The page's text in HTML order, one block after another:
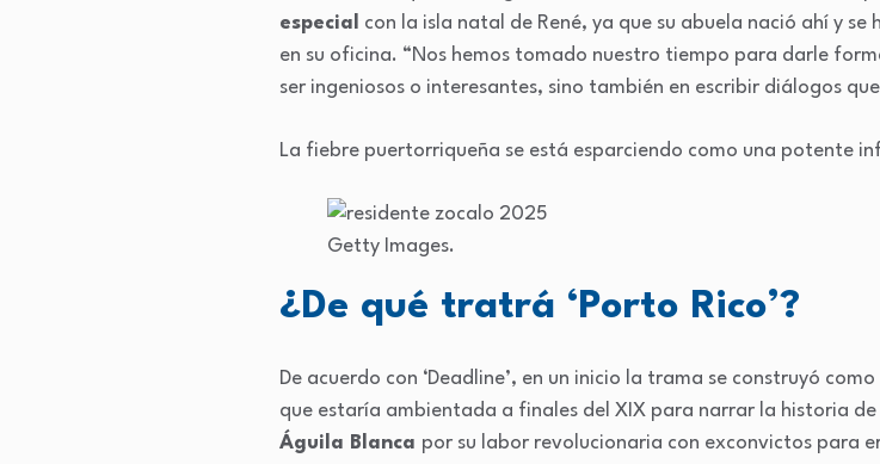
especial
con la isla natal de René, ya que su abuela nació ahí y
en su oficina. “Nos hemos tomado nuestro tiempo para darle
ser ingeniosos o interesantes, sino también en escribir diálogos
La fiebre puertorriqueña se está esparciendo como una potente
Getty Images.
¿De qué tratrá ‘Porto Rico’?
De acuerdo con ‘Deadline’, en un inicio la trama se construyó
que estaría ambientada a finales del XIX para narrar la historia de
Águila Blanca por su labor revolucionaria con exconvictos para